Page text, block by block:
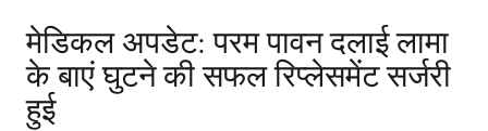
मेडिकल अपडेट: परम पावन दलाई लामा
के बाएं घुटने की सफल रिप्लेसमेंट सर्जरी
हुई